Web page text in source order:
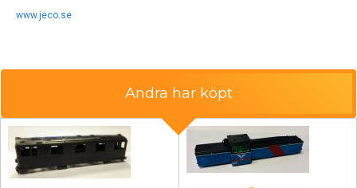
www.jeco.se
Andra har köpt